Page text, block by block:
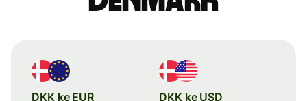
DKK ke EUR DKK ke USD